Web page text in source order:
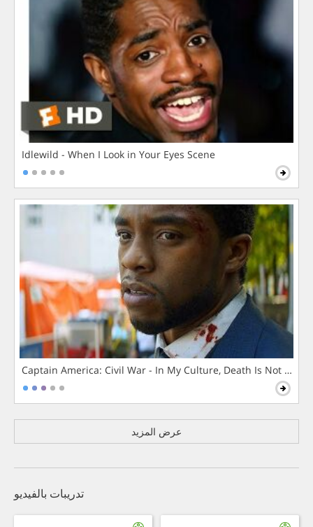
Idlewild - When I Look in Your Eyes Scene
Captain America: Civil War - In My Culture, Death Is Not The
عرض المزيد
تدريبات بالفيديو